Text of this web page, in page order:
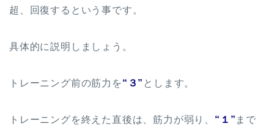
超、回復するという事です。
具体的に説明しましょう。
トレーニング前の筋力を “３” とします。
トレーニングを終えた直後は、筋力が弱り、 “１” まで